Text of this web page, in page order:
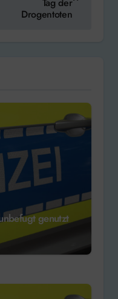
Tag der
Drogentoten
genutzt